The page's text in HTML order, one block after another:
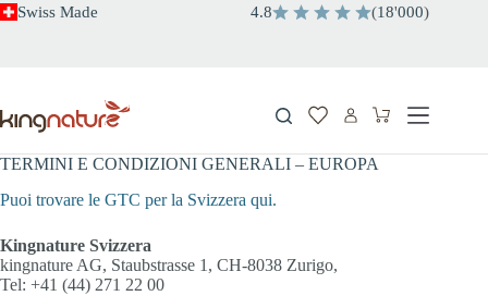
SaltaSwiss Made 4.8 (18'000)
Carrello
TERMINI E CONDIZIONI GENERALI – EUROPA
Puoi trovare le GTC per la Svizzera qui.
Kingnature Svizzera
kingnature AG, Staubstrasse 1, CH-8038 Zurigo,
Tel: +41 (44) 271 22 00